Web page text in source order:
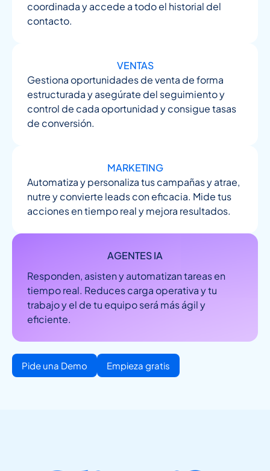
coordinada y accede a todo el historial del
contacto.
VENTAS
Gestiona oportunidades de venta de forma
estructurada y asegúrate del seguimiento y
control de cada oportunidad y consigue tasas
de conversión.
MARKETING
Automatiza y personaliza tus campañas y atrae,
nutre y convierte leads con eficacia. Mide tus
acciones en tiempo real y mejora resultados.
AGENTES IA
Responden, asisten y automatizan tareas en
tiempo real. Reduces carga operativa y tu
trabajo y el de tu equipo será más ágil y
eficiente.
Pide una Demo Empieza gratis